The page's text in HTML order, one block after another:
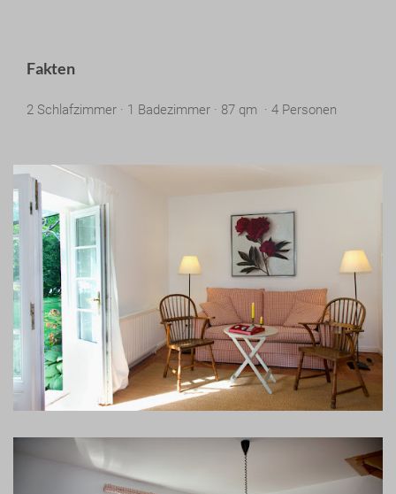
Fakten
2 Schlafzimmer · 1 Badezimmer · 87 qm · 4 Personen